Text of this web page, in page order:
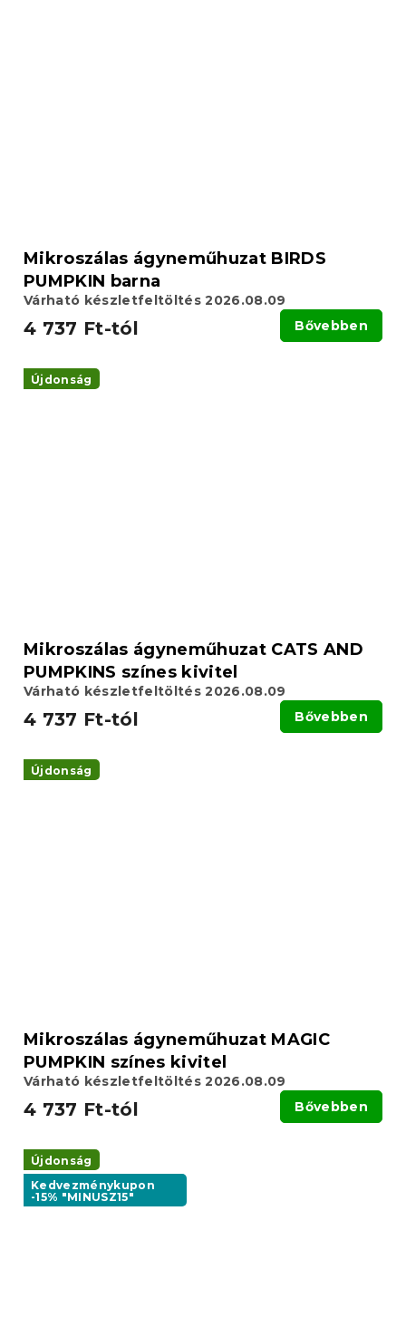
Mikroszálas ágyneműhuzat BIRDS
PUMPKIN barna
Várható készletfeltöltés 2026.08.09
4 737 Ft-tól Bővebben
Újdonság
Mikroszálas ágyneműhuzat CATS AND
PUMPKINS színes kivitel
Várható készletfeltöltés 2026.08.09
4 737 Ft-tól Bővebben
Újdonság
Mikroszálas ágyneműhuzat MAGIC
PUMPKIN színes kivitel
Várható készletfeltöltés 2026.08.09
4 737 Ft-tól Bővebben
Újdonság
Kedvezménykupon
-15% "MINUSZ15"